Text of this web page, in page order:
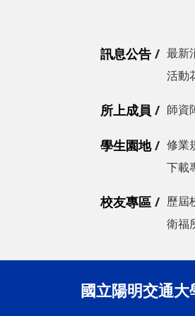
訊息公告 最新
活動
所上成員 師資
學生園地 修業
下載
校友專區 歷屆
衛福
國立陽明交通